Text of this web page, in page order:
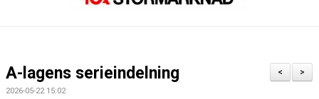
KONTAKT
>
<
A-lagens serieindelning
2026-05-22 15:02